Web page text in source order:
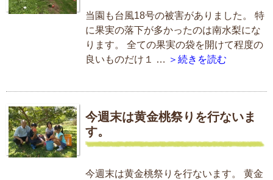
当園も台風18号の被害がありました。 特
に果実の落下が多かったのは南水梨にな
ります。 全ての果実の袋を開けて程度の
良いものだけ１ … ＞続きを読む
今週末は黄金桃祭りを行ないま
す。
今週末は黄金桃祭りを行ないます。 黄金